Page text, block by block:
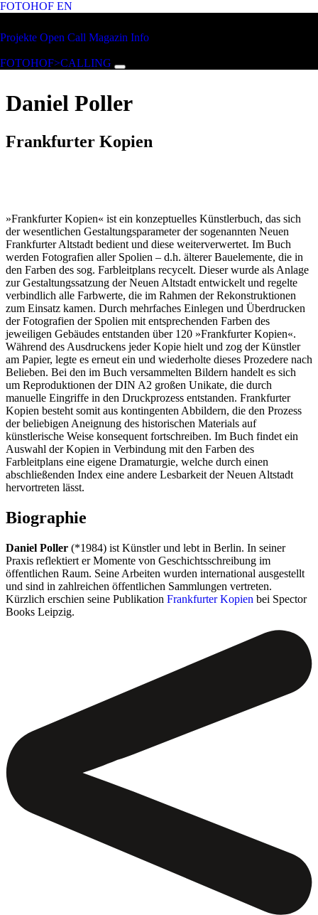
Zum Hauptinhalt springen
FOTOHOF EN
Projekte Open Call Magazin Info
FOTOHOF>CALLING
Daniel Poller
Frankfurter Kopien
»Frankfurter Kopien« ist ein konzeptuelles Künstlerbuch, das sich
der wesentlichen Gestaltungsparameter der sogenannten Neuen
Frankfurter Altstadt bedient und diese weiterverwertet. Im Buch
werden Fotografien aller Spolien – d.h. älterer Bauelemente, die in
den Farben des sog. Farbleitplans recycelt. Dieser wurde als Anlage
zur Gestaltungssatzung der Neuen Altstadt entwickelt und regelte
verbindlich alle Farbwerte, die im Rahmen der Rekonstruktionen
zum Einsatz kamen. Durch mehrfaches Einlegen und Überdrucken
der Fotografien der Spolien mit entsprechenden Farben des
jeweiligen Gebäudes entstanden über 120 »Frankfurter Kopien«.
Während des Ausdruckens jeder Kopie hielt und zog der Künstler
am Papier, legte es erneut ein und wiederholte dieses Prozedere nach
Belieben. Bei den im Buch versammelten Bildern handelt es sich
um Reproduktionen der DIN A2 großen Unikate, die durch
manuelle Eingriffe in den Druckprozess entstanden. Frankfurter
Kopien besteht somit aus kontingenten Abbildern, die den Prozess
der beliebigen Aneignung des historischen Materials auf
künstlerische Weise konsequent fortschreiben. Im Buch findet ein
Auswahl der Kopien in Verbindung mit den Farben des
Farbleitplans eine eigene Dramaturgie, welche durch einen
abschließenden Index eine andere Lesbarkeit der Neuen Altstadt
hervortreten lässt.
Biographie
Daniel Poller (*1984) ist Künstler und lebt in Berlin. In seiner
Praxis reflektiert er Momente von Geschichtsschreibung im
öffentlichen Raum. Seine Arbeiten wurden international ausgestellt
und sind in zahlreichen öffentlichen Sammlungen vertreten.
Kürzlich erschien seine Publikation Frankfurter Kopien bei Spector
Books Leipzig.